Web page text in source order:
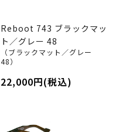
Reboot 743 ブラックマッ
ト／グレー 48
（ブラックマット／グレー
48）
22,000円(税込)